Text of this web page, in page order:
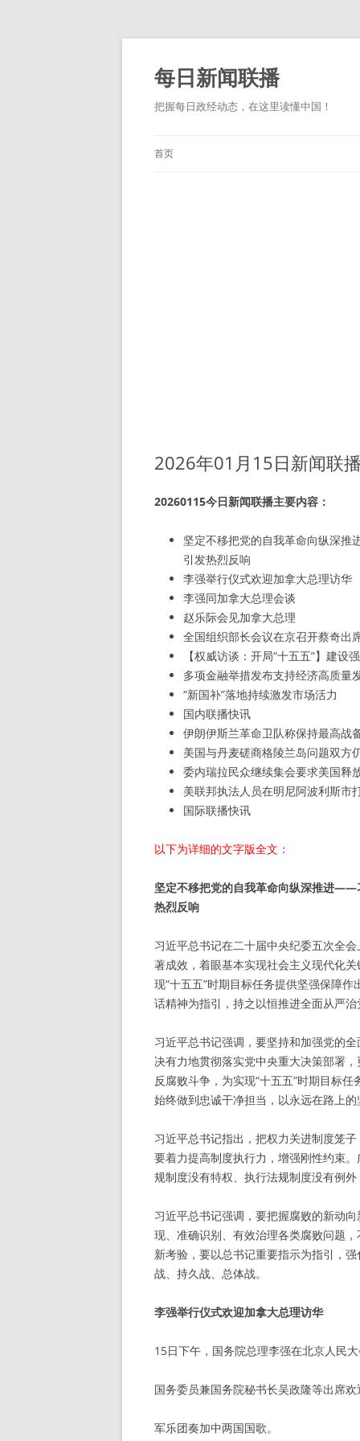
跳
正
文
每日新闻联播
把握每日政经动态，在这里读懂中国！
首页
2026年01月15日新闻联
20260115今日新闻联播主要内容：
坚定不移把党的自我革命向纵深
引发热烈反响
李强举行仪式欢迎加拿大总理访华
李强同加拿大总理会谈
赵乐际会见加拿大总理
全国组织部长会议在京召开蔡奇出
【权威访谈：开局“十五五”】建
多项金融举措发布支持经济高质量
“新国补”落地持续激发市场活力
国内联播快讯
伊朗伊斯兰革命卫队称保持最高战
美国与丹麦磋商格陵兰岛问题双方
委内瑞拉民众继续集会要求美国释
美联邦执法人员在明尼阿波利斯市
国际联播快讯
以下为详细的文字版全文：
坚定不移把党的自我革命向纵深推进——
热烈反响
习近平总书记在二十届中央纪委五次全
著成效，着眼基本实现社会主义现代化
现“十五五”时期目标任务提供坚强保障
话精神为指引，持之以恒推进全面从严
习近平总书记强调，要坚持和加强党的
决有力地贯彻落实党中央重大决策部署
反腐败斗争，为实现“十五五”时期目标
始终做到忠诚干净担当，以永远在路上
习近平总书记指出，把权力关进制度笼
要着力提高制度执行力，增强刚性约束
规制度没有特权、执行法规制度没有例
习近平总书记强调，要把握腐败的新动
现、准确识别、有效治理各类腐败问题
新考验，要以总书记重要指示为指引，
战、持久战、总体战。
李强举行仪式欢迎加拿大总理访华
15日下午，国务院总理李强在北京人民
国务委员兼国务院秘书长吴政隆等出席
军乐团奏加中两国国歌。